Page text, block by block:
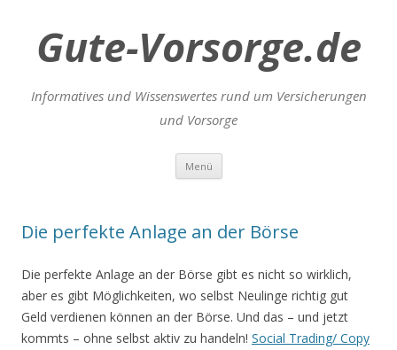
Gute-Vorsorge.de
Informatives und Wissenswertes rund um Versicherungen
und Vorsorge
Menü Zum
springen
Die perfekte Anlage an der Börse
Die perfekte Anlage an der Börse gibt es nicht so wirklich,
aber es gibt Möglichkeiten, wo selbst Neulinge richtig gut
Geld verdienen können an der Börse. Und das – und jetzt
kommts – ohne selbst aktiv zu handeln! Social Trading/ Copy